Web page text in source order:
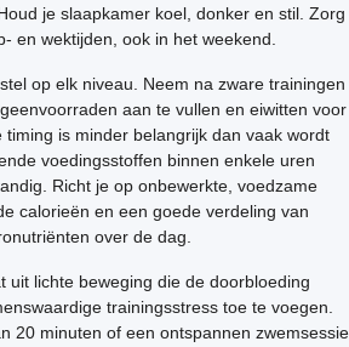
je slaapkamer koel, donker en stil. Zorg
en wektijden, ook in het weekend.
op elk niveau. Neem na zware trainingen
aan te vullen en eiwitten voor
timing is minder belangrijk dan vaak wordt
voedingsstoffen binnen enkele uren
Richt je op onbewerkte, voedzame
calorieën en een goede verdeling van
over de dag.
uit lichte beweging die de doorbloeding
trainingsstress toe te voegen.
20 minuten of een ontspannen zwemsessie